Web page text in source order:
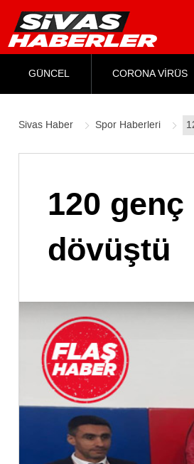
GÜNCEL CORONA VİRÜS
Sivas Haber Spor Haberleri
120
dövüştü